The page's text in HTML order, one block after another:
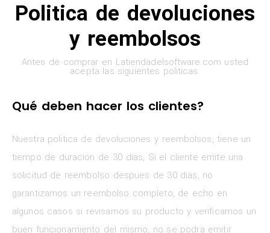
Politica de devoluciones
y reembolsos
Antes de comprar en Latiendadelsoftware.com usted
acepta las siguientes politicas:
Qué deben hacer los clientes?
Nuestra politica de devoluciones y reembolsos, tiene un
tiempo de duracion de 30 dias, Si el cliente emite una
solicitud de reembolso despues de 30 dias, no
garantizamos un reembolso completo, de echo en
algunos casos si revisamos su producto y verificamos un
buen funcionamiento del mismo, no se podra emitir